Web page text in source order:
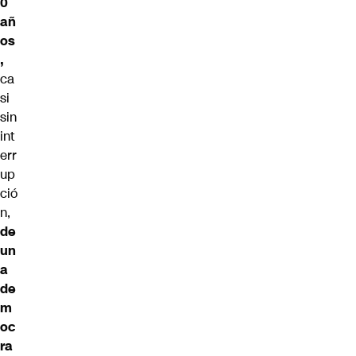
añ
os
,
ca
si
sin
int
err
up
ció
n,
de
un
a
de
m
oc
ra